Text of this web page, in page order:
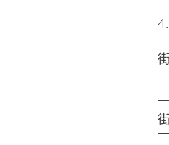
4.